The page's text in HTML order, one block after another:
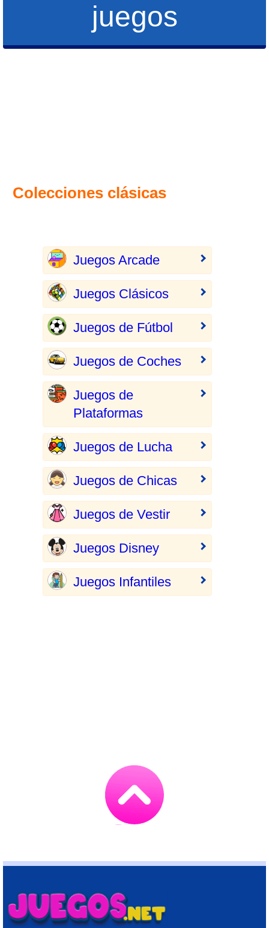
juegos
Colecciones clásicas
Juegos Arcade
Juegos Clásicos
Juegos de Fútbol
Juegos de Coches
Juegos de
Plataformas
Juegos de Lucha
Juegos de Chicas
Juegos de Vestir
Juegos Disney
Juegos Infantiles